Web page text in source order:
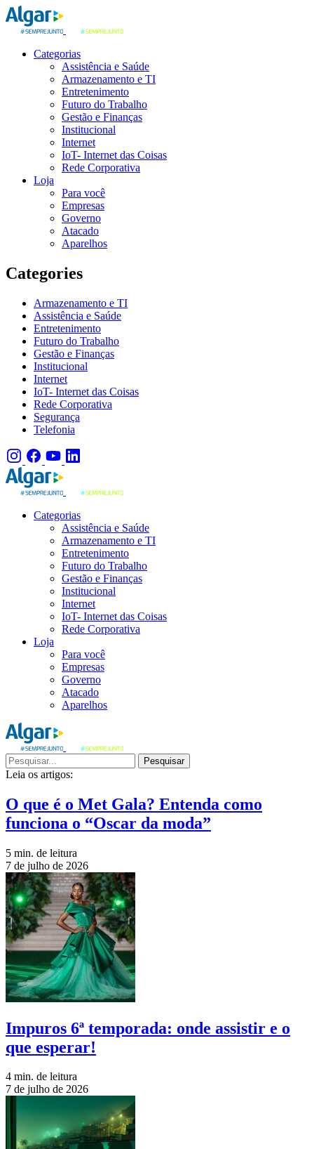
Categorias
Assistência e Saúde
Armazenamento e TI
Entretenimento
Futuro do Trabalho
Gestão e Finanças
Institucional
Internet
IoT- Internet das Coisas
Rede Corporativa
Loja
Para você
Empresas
Governo
Atacado
Aparelhos
Categories
Armazenamento e TI
Assistência e Saúde
Entretenimento
Futuro do Trabalho
Gestão e Finanças
Institucional
Internet
IoT- Internet das Coisas
Rede Corporativa
Segurança
Telefonia
Categorias
Assistência e Saúde
Armazenamento e TI
Entretenimento
Futuro do Trabalho
Gestão e Finanças
Institucional
Internet
IoT- Internet das Coisas
Rede Corporativa
Loja
Para você
Empresas
Governo
Atacado
Aparelhos
Pesquisar
Leia os artigos:
O que é o Met Gala? Entenda como
funciona o “Oscar da moda”
5 min. de leitura
7 de julho de 2026
Impuros 6ª temporada: onde assistir e o
que esperar!
4 min. de leitura
7 de julho de 2026